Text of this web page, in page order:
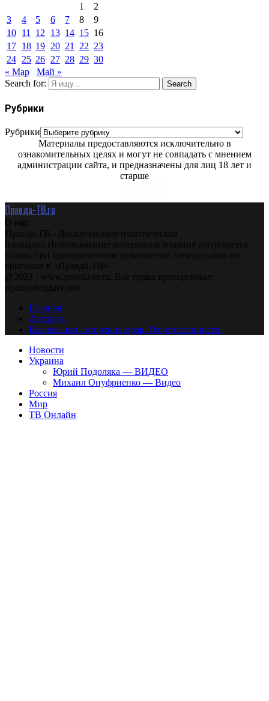
1
2
3
4 5 6 7 8
9
10 11 12 13 14 15 16
17 18 19 20 21 22 23
24 25 26 27 28 29 30
« Мар
Май »
Search for:
Search
Рубрики
Рубрики
Материалы предоставляются исключительно в
ознакомительных целях и могут не совпадать с мнением
администрации сайта, и предназначены для лиц 18 лет и
старше
Правда-ТВ.ru
О нас
Правда-ТВ - Дискуссионно политическая
площадка.Использование материалов издания допускается
только при одновременном размещении гиперссылки на
оригинал в «Правда-ТВ»
@2023 - www.pravda-tv.ru. Все права принадлежат
правообладателям.
Главная
Авторам
Владельцам авторских прав. Ответственности.
Новости
Украина
Юрий Подоляка — ВИДЕО
Михаил Онуфриенко — Видео
Россия
Мир
ТВ Онлайн